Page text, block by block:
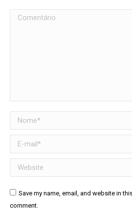
Comentário
Nome *
E-mail *
Website
Save my name, email, and website in
comment.